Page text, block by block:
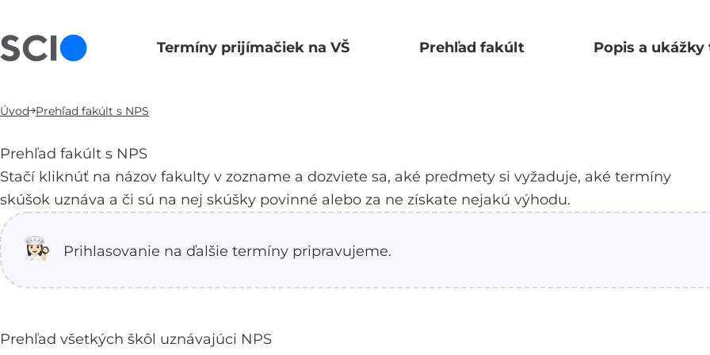
Termíny prijímačiek na VŠ Prehľad fakúlt Popis a
Úvod Prehľad fakúlt s NPS
Prehľad fakúlt s NPS
Stačí kliknúť na názov fakulty v zozname a dozviete sa, aké predmety si vyžaduje, aké termíny
skúšok uznáva a či sú na nej skúšky povinné alebo za ne získate nejakú výhodu.
👩🏻‍🍳 Prihlasovanie na ďalšie termíny pripravujeme.
Prehľad všetkých škôl uznávajúci NPS